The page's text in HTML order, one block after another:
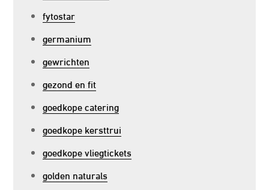
fytostar
germanium
gewrichten
gezond en fit
goedkope catering
goedkope kersttrui
goedkope vliegtickets
golden naturals